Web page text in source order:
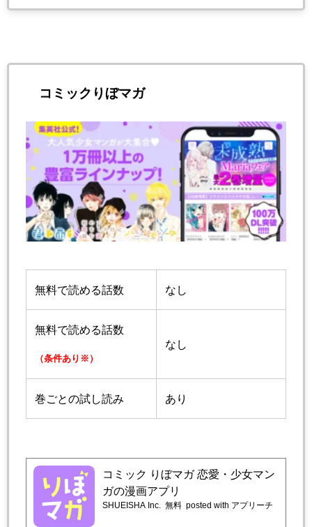
コミックりぼマガ
無料で読める話数 なし
無料で読める話数
（条件あり※）
なし
巻ごとの試し読み あり
コミック りぼマガ 恋愛・少女マン
ガの漫画アプリ
SHUEISHA Inc. 無料 posted with アプリーチ